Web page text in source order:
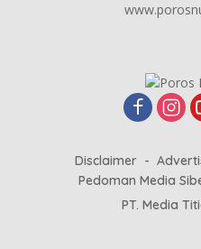
Disclaimer
Pedoman Media
PT. Media